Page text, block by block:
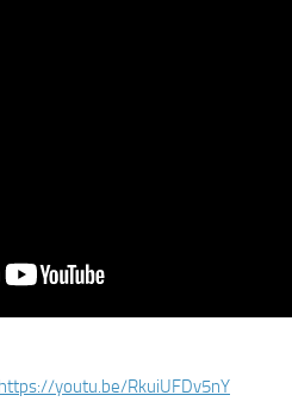
youtu.be/RkuiUFDv5nY